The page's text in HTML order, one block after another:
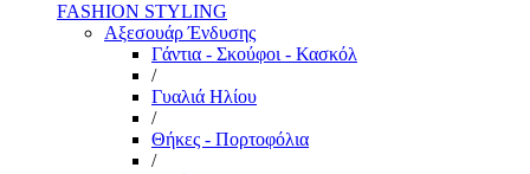
FASHION STYLING
Αξεσουάρ Ένδυσης
Γάντια - Σκούφοι - Κασκόλ
/
Γυαλιά Ηλίου
/
Θήκες - Πορτοφόλια
/